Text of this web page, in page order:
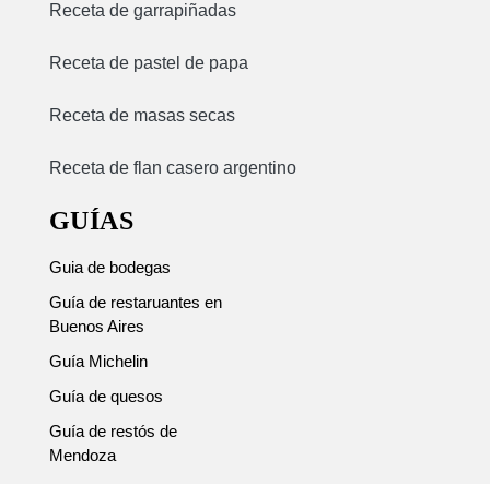
Receta de garrapiñadas
Receta de pastel de papa
Receta de masas secas
Receta de flan casero argentino
GUÍAS
Guia de bodegas
Guía de restaruantes en
Buenos Aires
Guía Michelin
Guía de quesos
Guía de restós de
Mendoza